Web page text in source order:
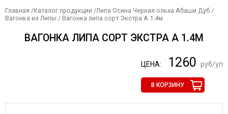
Главная /Каталог продукции /Липа Осина Черная ольха Абаши Дуб /
Вагонка из Липы / Вагонка липа сорт Экстра А 1.4м
ВАГОНКА ЛИПА СОРТ ЭКСТРА А 1.4М
ЦЕНА: 1260 руб/уп
В КОРЗИНУ